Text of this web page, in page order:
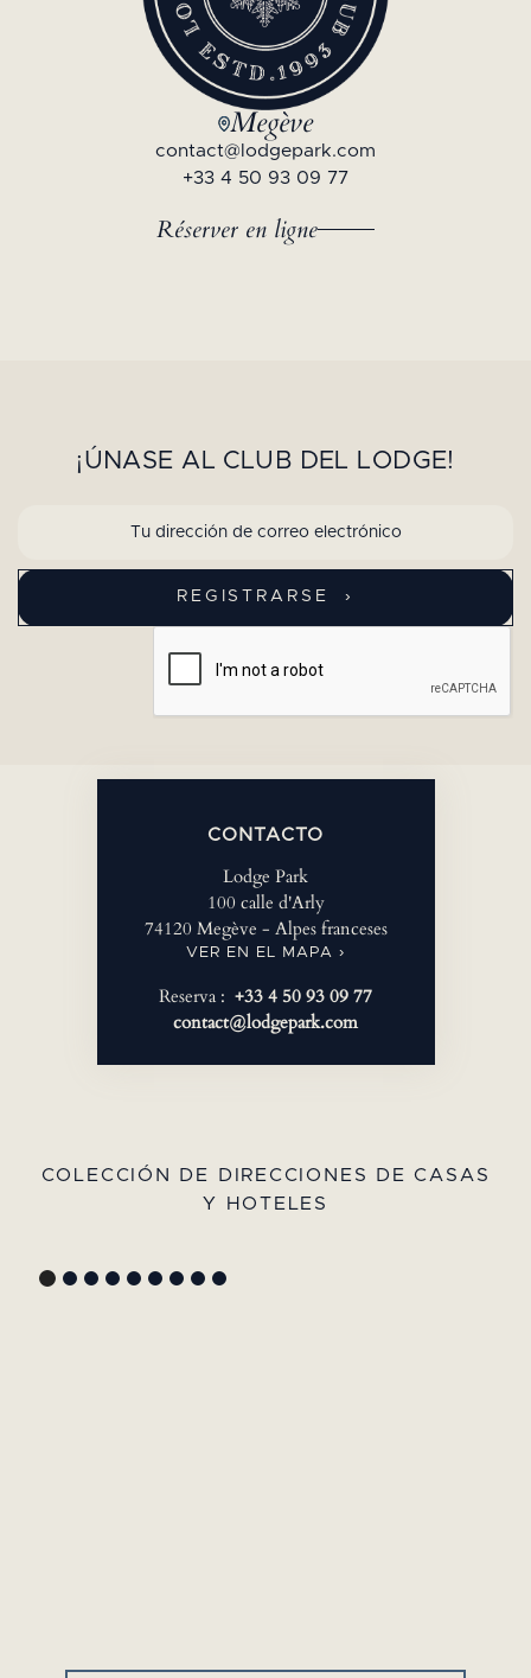
Megève
contact@lodgepark.com
+33 4 50 93 09 77
Réserver en ligne
¡ÚNASE AL CLUB DEL LODGE!
CONTACTO
Lodge Park
100 calle d'Arly
74120 Megève - Alpes franceses
VER EN EL MAPA ›
Reserva : +33 4 50 93 09 77
contact@lodgepark.com
COLECCIÓN DE DIRECCIONES DE CASAS
Y HOTELES